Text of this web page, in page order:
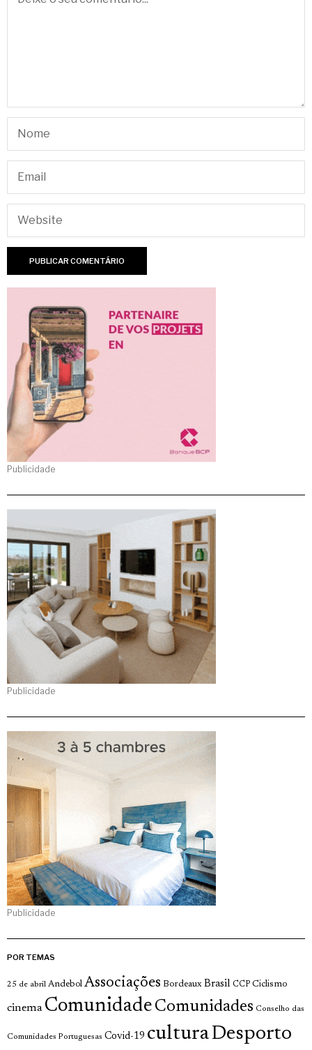
Publicidade
Publicidade
Publicidade
POR TEMAS
25 de abril Andebol Associações Bordeaux Brasil CCP Ciclismo
cinema Comunidade Comunidades Conselho das
Comunidades Portuguesas Covid-19 culturaDesporto